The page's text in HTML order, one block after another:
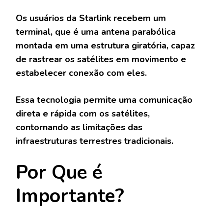
Os usuários da Starlink recebem um
terminal, que é uma antena parabólica
montada em uma estrutura giratória, capaz
de rastrear os satélites em movimento e
estabelecer conexão com eles.
Essa tecnologia permite uma comunicação
direta e rápida com os satélites,
contornando as limitações das
infraestruturas terrestres tradicionais.
Por Que é
Importante?